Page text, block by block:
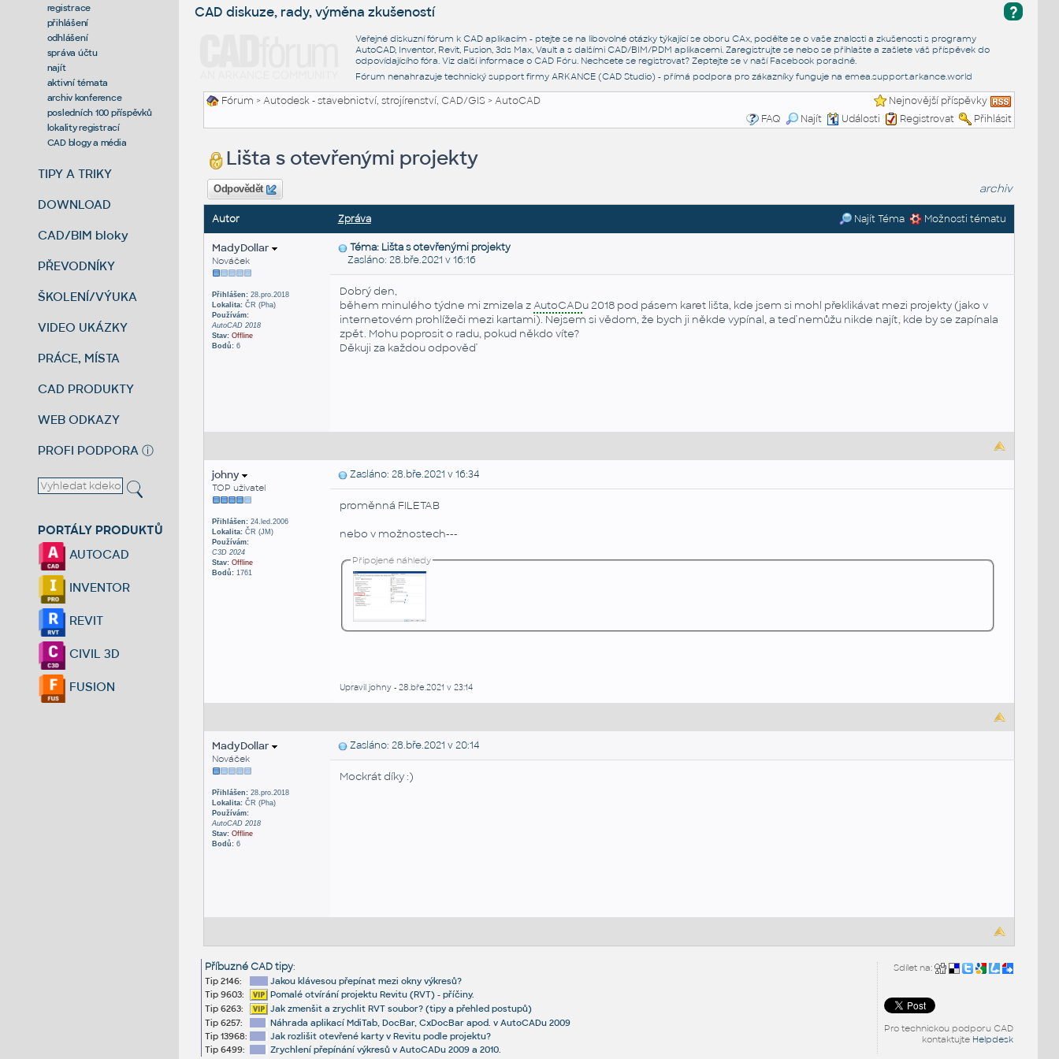
registrace
přihlášení
odhlášení
správa účtu
najít
aktivní témata
archiv konference
posledních 100 příspěvků
lokality registrací
CAD blogy a média
TIPY A TRIKY
DOWNLOAD
CAD/BIM bloky
PŘEVODNÍKY
ŠKOLENÍ/VÝUKA
VIDEO UKÁZKY
PRÁCE, MÍSTA
CAD PRODUKTY
WEB ODKAZY
PROFI PODPORA ⓘ
PORTÁLY PRODUKTŮ
AUTOCAD
INVENTOR
REVIT
CIVIL 3D
FUSION
?
CAD diskuze, rady, výměna zkušeností
Veřejné diskuzní fórum k CAD aplikacím - ptejte se na libovolné otázky týkající se oboru CAx, podělte se o vaše znalosti a zkušenosti s programy
AutoCAD, Inventor, Revit, Fusion, 3ds Max, Vault a s dalšími CAD/BIM/PDM aplikacemi. Zaregistrujte se nebo se přihlašte a zašlete váš příspěvek do
odpovídajícího fóra. Viz další informace o CAD Fóru. Nechcete se registrovat? Zeptejte se v naší Facebook poradně.
Fórum nenahrazuje technický support firmy ARKANCE (CAD Studio) - přímá podpora pro zákazníky funguje na emea.support.arkance.world
Fórum >Autodesk - stavebnictví, strojírenství, CAD/GIS>AutoCAD
Nejnovější příspěvky
FAQ
Najít Události Registrovat Přihlásit
Lišta s otevřenými projekty
Odpovědět archiv
Autor Zpráva Najít Téma Možnosti tématu
MadyDollar
Nováček
Přihlášen:28.pro.2018
Lokalita:ČR (Pha)
Používám:
AutoCAD 2018
Stav: Offline
Bodů:6
Téma: Lišta s otevřenými projekty
Zasláno: 28.bře.2021 v 16:16
Dobrý den,
během minulého týdne mi zmizela zAutoCADu 2018 pod pásem karet lišta, kde jsem si mohl překlikávat mezi projekty (jako v
internetovém prohlížeči mezi kartami). Nejsem si vědom, že bych ji někde vypínal, a teď nemůžu nikde najít, kde by se zapínala
zpět. Mohu poprosit o radu, pokud někdo víte?
Děkuji za každou odpověď
johny
TOP uživatel
Přihlášen:24.led.2006
Lokalita:ČR (JM)
Používám:
C3D 2024
Stav: Offline
Bodů:1761
Zasláno: 28.bře.2021 v 16:34
proměnná FILETAB
nebo v možnostech---
Připojené náhledy
Upravil johny - 28.bře.2021 v 23:14
MadyDollar
Nováček
Přihlášen:28.pro.2018
Lokalita:ČR (Pha)
Používám:
AutoCAD 2018
Stav: Offline
Bodů:6
Zasláno: 28.bře.2021 v 20:14
Mockrát díky :)
Sdílet na:
Pro technickou podporu CAD
kontaktujte Helpdesk
Příbuzné CAD tipy:
Tip 2146:
Jakou klávesou přepínat mezi okny výkresů?
Tip 9603:
Pomalé otvírání projektu Revitu (RVT) - příčiny.
Tip 6263:
Jak zmenšit a zrychlit RVT soubor? (tipy a přehled postupů)
Tip 6257:
Náhrada aplikací MdiTab, DocBar, CxDocBar apod. v AutoCADu 2009
Tip 13968:
Jak rozlišit otevřené karty v Revitu podle projektu?
Tip 6499:
Zrychlení přepínání výkresů v AutoCADu 2009 a 2010.